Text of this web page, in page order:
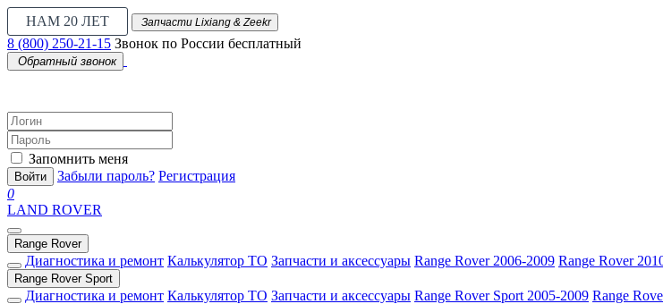
НАМ 20 ЛЕТ Запчасти Lixiang & Zeekr
8 (800) 250-21-15 Звонок по России бесплатный
Обратный звонок
Запомнить меня
Войти Забыли пароль? Регистрация
0
LAND ROVER
Range Rover
Диагностика и ремонт Калькулятор ТО Запчасти и аксессуары Range Rover 2006-2009 Range Rover
Range Rover Sport
Диагностика и ремонт Калькулятор ТО Запчасти и аксессуары Range Rover Sport 2005-2009 Range